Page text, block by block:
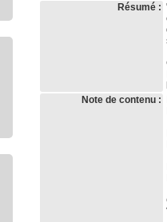
Résumé :
Note de contenu :